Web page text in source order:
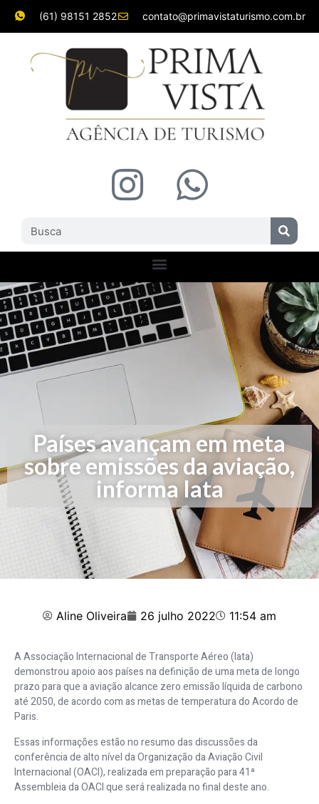
(61) 98151 2852 contato@primavistaturismo.com.br
Países avançam em meta
sobre emissões da aviação,
informa Iata
Aline Oliveira 26 julho 2022 11:54 am
A Associação Internacional de Transporte Aéreo (Iata)
demonstrou apoio aos países na definição de uma meta de longo
prazo para que a aviação alcance zero emissão líquida de carbono
até 2050, de acordo com as metas de temperatura do Acordo de
Paris.
Essas informações estão no resumo das discussões da
conferência de alto nível da Organização da Aviação Civil
Internacional (OACI), realizada em preparação para 41ª
Assembleia da OACI que será realizada no final deste ano.